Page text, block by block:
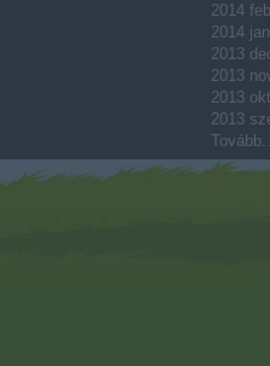
2014
2014
2013
2013
2013
2013
Tovább